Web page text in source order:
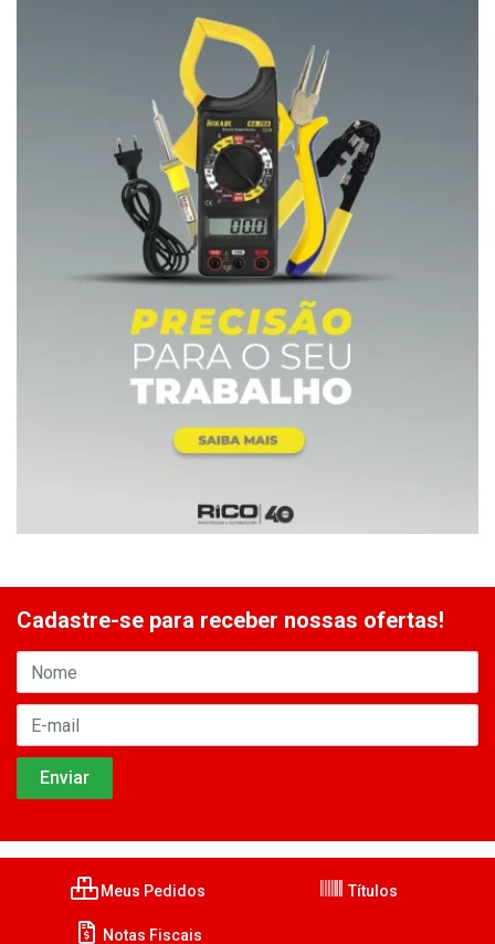
Cadastre-se para receber nossas ofertas!
Meus Pedidos Títulos
Notas Fiscais